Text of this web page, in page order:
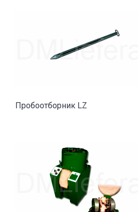
Пробоотборник LZ